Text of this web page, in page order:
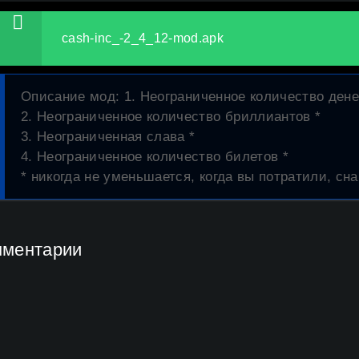
cash-inc_-2_4_12-mod.apk
Описание мод: 1. Неограниченное количество
2. Неограниченное количество бриллиантов *
3. Неограниченная слава *
4. Неограниченное количество билетов *
* никогда не уменьшается, когда вы потратили,